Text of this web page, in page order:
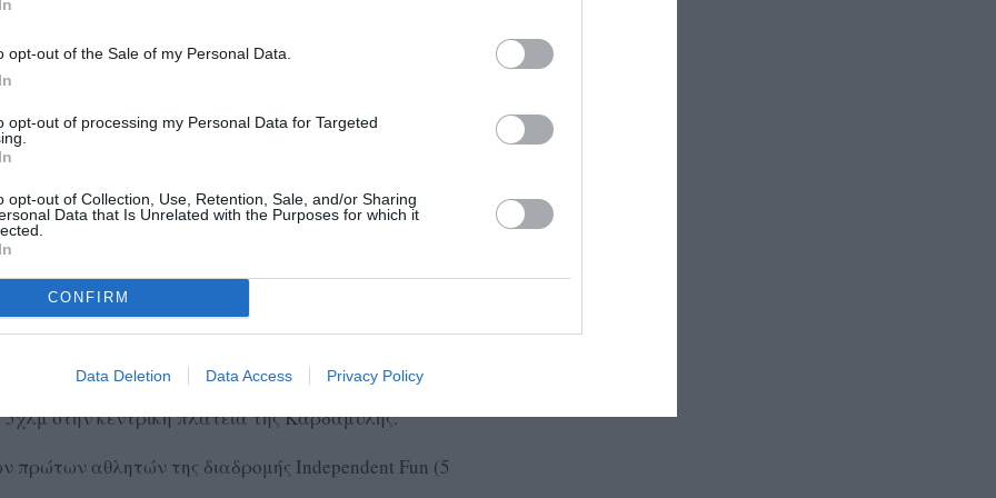
opt-out of the Sale of my Personal Data.
opt-out of processing my Personal Data for Targeted
opt-out of Collection, Use, Retention, Sale, and/or Sharing
Data that Is Unrelated with the Purposes for which it
CONFIRM
Data Deletion Data Access Privacy Policy
μείωση του περιβαλλοντικού αποτυπώματος του
στην εμφύτευση δέντρων, στην κεντρική πλατεία της
της Κυριακής στην κεντρική πλατεία της Καρδαμύλης.
την τοπική νεανική μπάντα ElectroSocks
από τη γραμματεία του αγώνα για όσους έρθουν
40χλμ και Experience 22χλμ στην κεντρική
στην κεντρική πλατεία της Καρδαμύλης.
πρώτων αθλητών της διαδρομής Independent Fun (5